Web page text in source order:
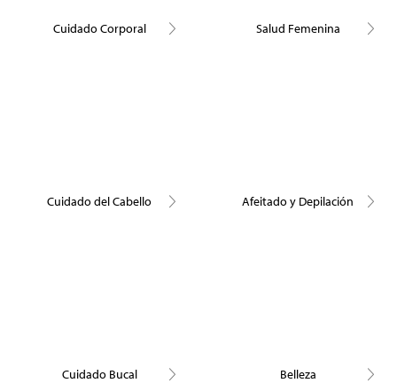
Cuidado Corporal Salud Femenina
Cuidado del Cabello Afeitado y Depilación
Cuidado Bucal Belleza